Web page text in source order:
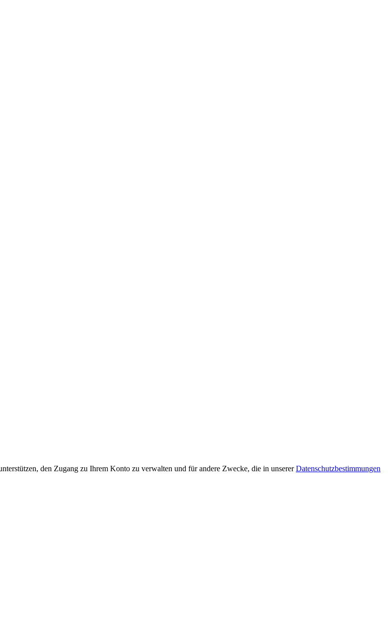
den Zugang zu Ihrem Konto zu verwalten und für andere Zwecke, die in unsererDatenschutzbestimmungen